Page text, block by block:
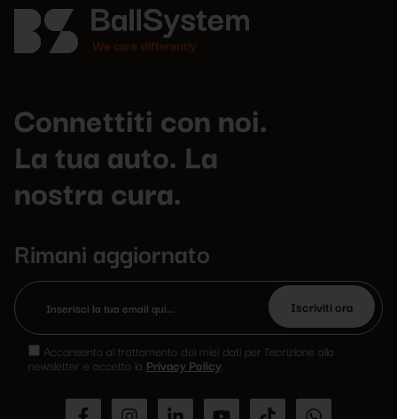
Connettiti con noi.
La tua auto. La
nostra cura.
Rimani aggiornato
Si
prega
questo
Acconsento al trattamento dei miei dati per l’iscrizione alla
newsletter e accetto la Privacy Policy.